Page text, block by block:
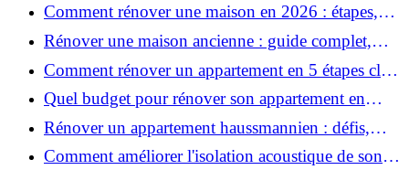
Comment rénover une maison en 2026 : étapes,
coûts et conseils ?
Rénover une maison ancienne : guide complet,
étapes, budget et astuces
Comment rénover un appartement en 5 étapes clés
?
Quel budget pour rénover son appartement en
2026 ?
Rénover un appartement haussmannien : défis,
conseils pratiques et estimation des prix
Comment améliorer l'isolation acoustique de son